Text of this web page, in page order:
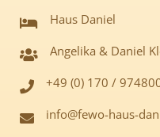
Haus Daniel
Angelika & Daniel
+49 (0) 170 /
info@fewo-haus-